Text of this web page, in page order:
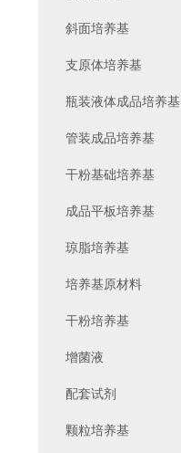
斜面培养基
支原体培养基
瓶装液体成品培养基
管装成品培养基
干粉基础培养基
成品平板培养基
琼脂培养基
培养基原材料
干粉培养基
增菌液
配套试剂
颗粒培养基